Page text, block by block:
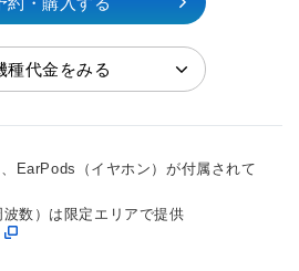
種代金をみる
EarPods（イヤホン）が付属されて
数）は限定エリアで提供